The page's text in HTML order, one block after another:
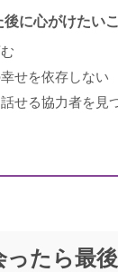
に心がけたい
せを依存しない
せる協力者を見
たら最